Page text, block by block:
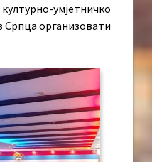
умјетничко
Српца организовати